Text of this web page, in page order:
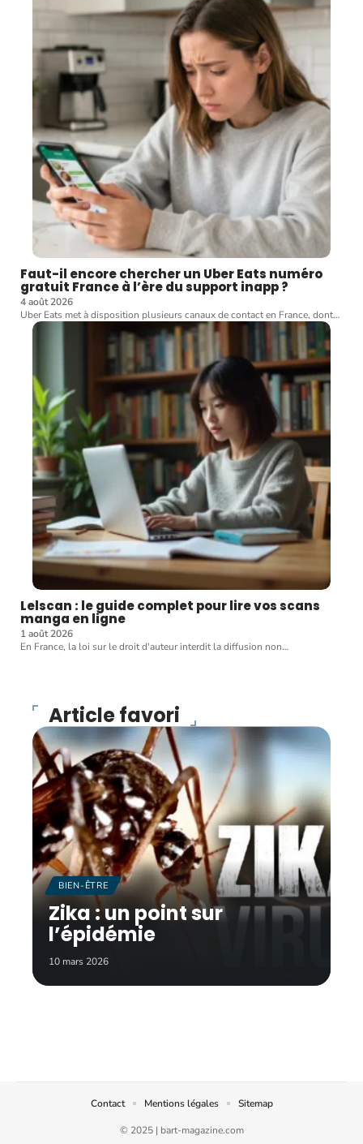
Faut-il encore chercher un Uber Eats numéro
gratuit France à l’ère du support inapp ?
4 août 2026
Uber Eats met à disposition plusieurs canaux de contact en France, dont…
Lelscan : le guide complet pour lire vos scans
manga en ligne
1 août 2026
En France, la loi sur le droit d'auteur interdit la diffusion non…
Article favori
BIEN-ÊTRE
Zika : un point sur
l’épidémie
10 mars 2026
© 2025 | bart-magazine.com
Contact Mentions légales Sitemap